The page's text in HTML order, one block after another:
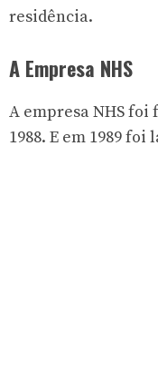
residência.
A Empresa NHS
A empresa NHS foi
1988. E em 1989 foi